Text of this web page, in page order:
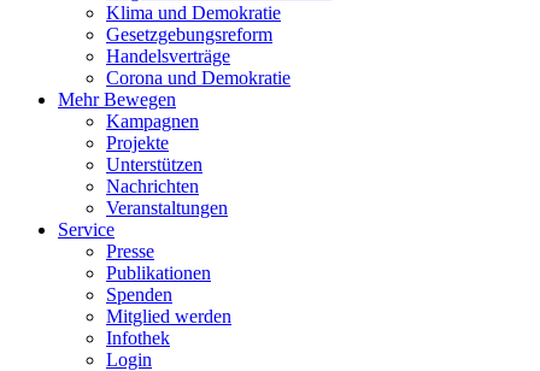
Klima und Demokratie
Gesetzgebungsreform
Handelsverträge
Corona und Demokratie
Mehr Bewegen
Kampagnen
Projekte
Unterstützen
Nachrichten
Veranstaltungen
Service
Presse
Publikationen
Spenden
Mitglied werden
Infothek
Login